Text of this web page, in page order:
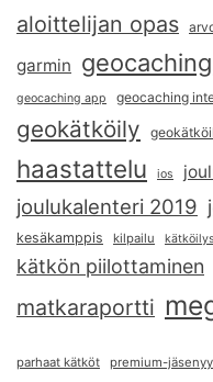
aloittelijan opas
garmin
geocaching app geocaching
geokätköily
haastattelu ios
joulukalenteri 2019
kesäkamppis kilpailu
kätkön piilottaminen
matkaraportti
parhaat kätköt premium-